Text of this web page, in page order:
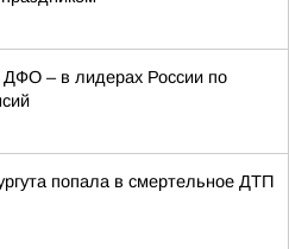
ДФО – в лидерах России по
попала в смертельное ДТП